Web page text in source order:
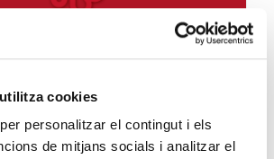
cookies
personalitzar el contingut i els
de mitjans socials i analitzar el
Eduard Sala en